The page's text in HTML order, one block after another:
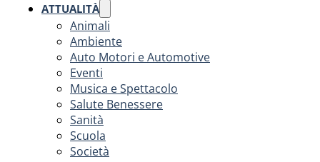
ATTUALITÀ
Animali
Ambiente
Auto Motori e Automotive
Eventi
Musica e Spettacolo
Salute Benessere
Sanità
Scuola
Società